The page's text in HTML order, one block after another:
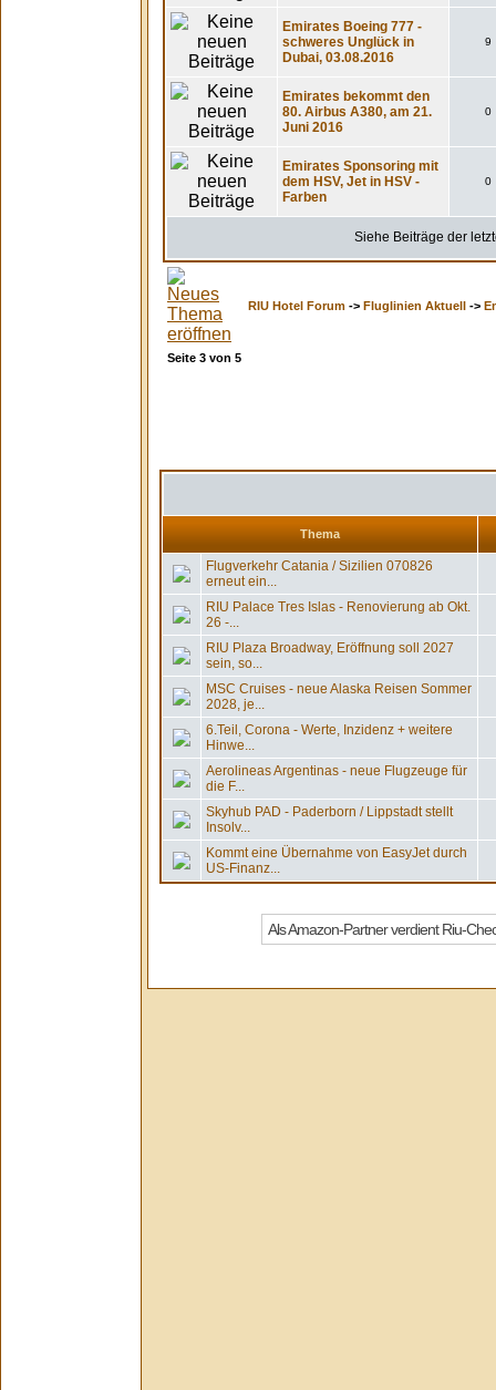
Emirates Boeing 777 -
schweres Unglück in
Dubai, 03.08.2016
9
Emirates bekommt den
80. Airbus A380, am 21.
Juni 2016
0
Emirates Sponsoring mit
dem HSV, Jet in HSV -
Farben
0
Siehe Beiträge der
RIU Hotel Forum -> Fluglinien Aktuell ->
Seite 3 von 5
Thema
Flugverkehr Catania / Sizilien 070826
erneut ein...
RIU Palace Tres Islas - Renovierung ab Okt.
26 -...
RIU Plaza Broadway, Eröffnung soll 2027
sein, so...
MSC Cruises - neue Alaska Reisen Sommer
2028, je...
6.Teil, Corona - Werte, Inzidenz + weitere
Hinwe...
Aerolineas Argentinas - neue Flugzeuge für
die F...
Skyhub PAD - Paderborn / Lippstadt stellt
Insolv...
Kommt eine Übernahme von EasyJet durch
US-Finanz...